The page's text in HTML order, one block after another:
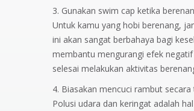
Gunakan swim cap ketika
Untuk kamu yang hobi berenang,
ini akan sangat berbahaya bagi
membantu mengurangi efek
selesai melakukan aktivitas
Biasakan mencuci rambut
Polusi udara dan keringat adalah